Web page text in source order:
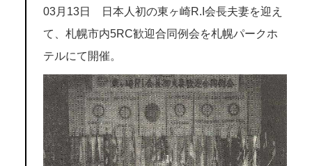
03月13日 日本人初の東ヶ崎R.I会長夫妻を迎え
て、札幌市内5RC歓迎合同例会を札幌パークホ
テルにて開催。